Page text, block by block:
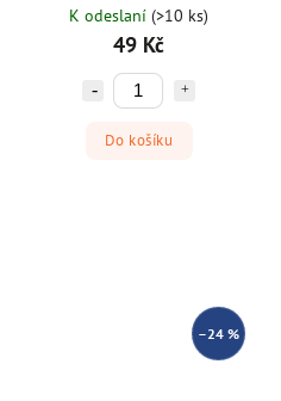
K odeslaní (>10 ks)
49 Kč
Do košíku
–24 %